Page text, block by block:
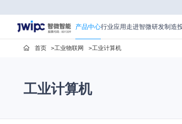
产品中心行业应用 走进智微研发制造
首页 工业物联网 工业计算机
工业计算机